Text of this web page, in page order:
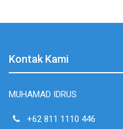
Kontak Kami
MUHAMAD IDRUS
+62 811 1110 446